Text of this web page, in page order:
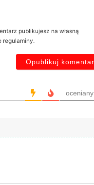
publikujesz na własną
regulaminy.
oceniany